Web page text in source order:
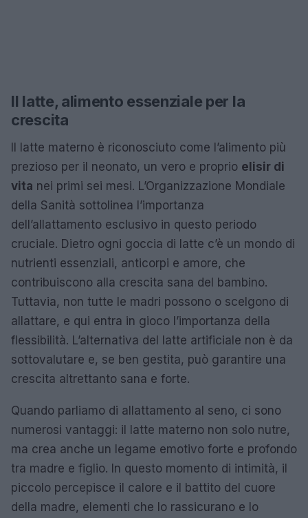
Il latte, alimento essenziale per la
crescita
Il latte materno è riconosciuto come l’alimento più
prezioso per il neonato, un vero e proprio elisir di
vita nei primi sei mesi. L’Organizzazione Mondiale
della Sanità sottolinea l’importanza
dell’allattamento esclusivo in questo periodo
cruciale. Dietro ogni goccia di latte c’è un mondo di
nutrienti essenziali, anticorpi e amore, che
contribuiscono alla crescita sana del bambino.
Tuttavia, non tutte le madri possono o scelgono di
allattare, e qui entra in gioco l’importanza della
flessibilità. L’alternativa del latte artificiale non è da
sottovalutare e, se ben gestita, può garantire una
crescita altrettanto sana e forte.
Quando parliamo di allattamento al seno, ci sono
numerosi vantaggi: il latte materno non solo nutre,
ma crea anche un legame emotivo forte e profondo
tra madre e figlio. In questo momento di intimità, il
piccolo percepisce il calore e il battito del cuore
della madre, elementi che lo rassicurano e lo